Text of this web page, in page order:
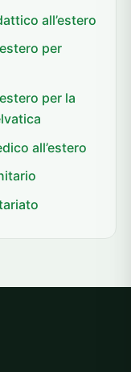
all’estero
per
per la
all’estero